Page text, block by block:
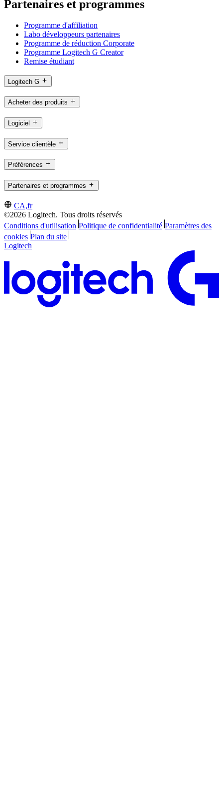
Partenaires et programmes
Programme d'affiliation
Labo développeurs partenaires
Programme de réduction Corporate
Programme Logitech G Creator
Remise étudiant
Logitech G
Acheter des produits
Logiciel
Service clientèle
Préférences
Partenaires et programmes
CA,fr
©2026 Logitech. Tous droits réservés
Conditions d'utilisation Politique de confidentialité Paramètres des
cookies Plan du site
Logitech